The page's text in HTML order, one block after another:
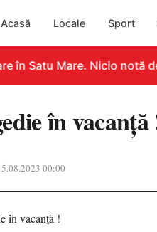
Acasă Locale Sport
în Satu Mare. Nicio notă
în vacanță
00:00